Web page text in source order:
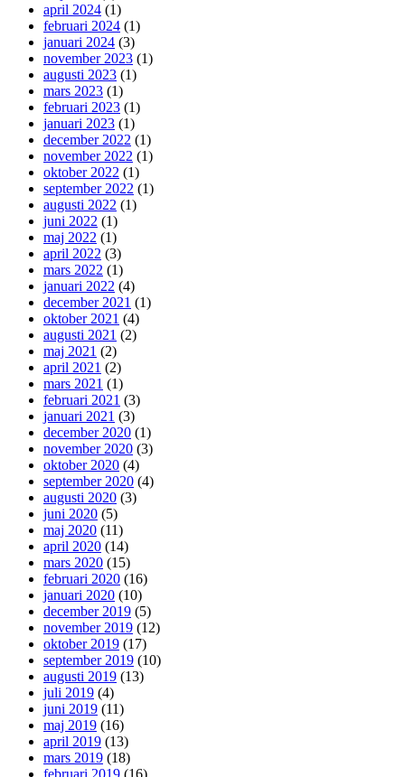
april 2024 (1)
februari 2024 (1)
januari 2024 (3)
november 2023 (1)
augusti 2023 (1)
mars 2023 (1)
februari 2023 (1)
januari 2023 (1)
december 2022 (1)
november 2022 (1)
oktober 2022 (1)
september 2022 (1)
augusti 2022 (1)
juni 2022 (1)
maj 2022 (1)
april 2022 (3)
mars 2022 (1)
januari 2022 (4)
december 2021 (1)
oktober 2021 (4)
augusti 2021 (2)
maj 2021 (2)
april 2021 (2)
mars 2021 (1)
februari 2021 (3)
januari 2021 (3)
december 2020 (1)
november 2020 (3)
oktober 2020 (4)
september 2020 (4)
augusti 2020 (3)
juni 2020 (5)
maj 2020 (11)
april 2020 (14)
mars 2020 (15)
februari 2020 (16)
januari 2020 (10)
december 2019 (5)
november 2019 (12)
oktober 2019 (17)
september 2019 (10)
augusti 2019 (13)
juli 2019 (4)
juni 2019 (11)
maj 2019 (16)
april 2019 (13)
mars 2019 (18)
februari 2019 (16)